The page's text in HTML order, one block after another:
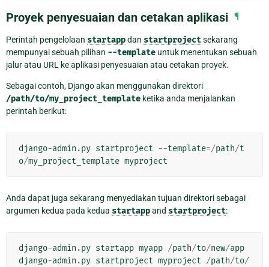
Proyek penyesuaian dan cetakan aplikasi ¶
Perintah pengelolaan startappdan startprojectsekarang
mempunyai sebuah pilihan --template untuk menentukan sebuah
jalur atau URL ke aplikasi penyesuaian atau cetakan proyek.
Sebagai contoh, Django akan menggunakan direktori
/path/to/my_project_template ketika anda menjalankan
perintah berikut:
django-admin .py startproject --template=/path/t
o/my_project_template myproject
Anda dapat juga sekarang menyediakan tujuan direktori sebagai
argumen kedua pada kedua startappand startproject:
django-admin .py startapp myapp /path/to/new/app
django-admin .py startproject myproject /path/to/